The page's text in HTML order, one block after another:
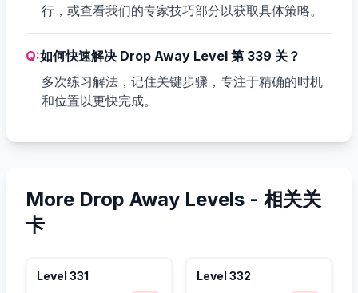
行，或查看我们的专家技巧部分以获取具体策略。
Q:如何快速解决 Drop Away Level 第 339 关？
多次练习解法，记住关键步骤，专注于精确的时机
和位置以更快完成。
More Drop Away Levels - 相关关
卡
Level 331 Level 332